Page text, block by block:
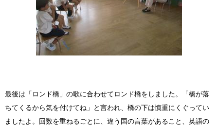
最後は「ロンド橋」の歌に合わせてロンド橋をしました。「橋が落
ちてくるから気を付けてね」と言われ、橋の下は慎重にくぐってい
ましたよ。回数を重ねるごとに、違う国の言葉があること、英語の